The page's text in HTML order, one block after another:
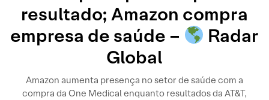
resultado; Amazon compra
empresa de saúde –
Radar
Global
Amazon aumenta presença no setor de saúde com a
compra da One Medical enquanto resultados da AT&T,